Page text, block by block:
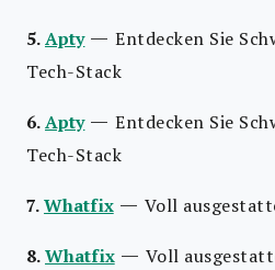
5.Apty —Entdecken Sie
Tech-Stack
6.Apty —Entdecken Sie
Tech-Stack
7.Whatfix — Voll
8.Whatfix — Voll